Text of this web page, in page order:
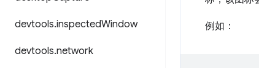
devtools.inspectedWindow
devtools.network
例如：